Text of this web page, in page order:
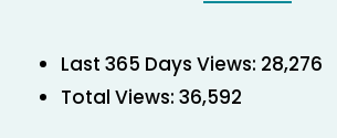
Last 365 Days Views: 28,276
Total Views: 36,592